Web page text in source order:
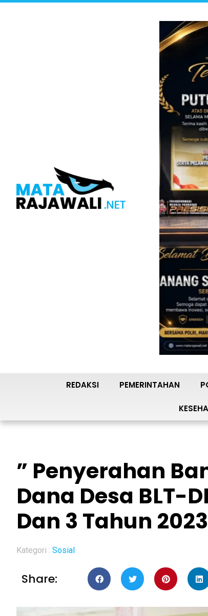
REDAKSI PEMERINTAHAN
” Penyerahan
Dana Desa BLT-
Dan 3 Tahun
Kategori : Sosial
Share: